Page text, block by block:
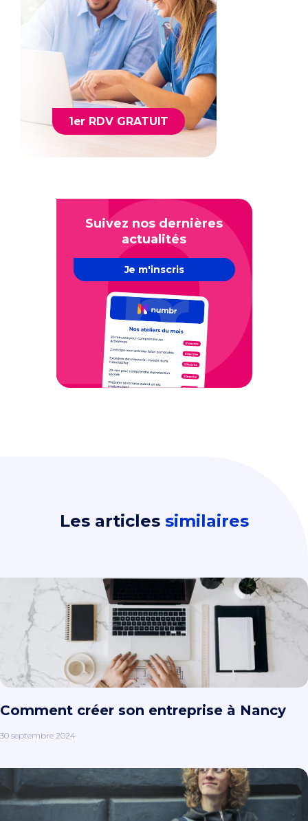
1er RDV GRATUIT
Suivez nos dernières
actualités
Je m'inscris
Les articles similaires
Comment créer son entreprise à Nancy
30 septembre 2024